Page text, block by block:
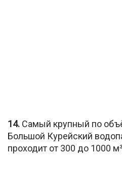
14. Самый крупный по
Большой Курейский
проходит от 300 до 1000